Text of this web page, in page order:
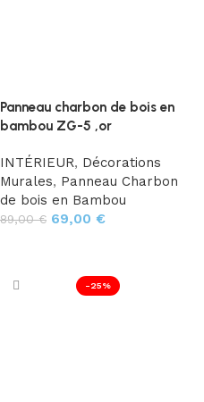
Panneau charbon de bois en
bambou ZG-5 ,or
INTÉRIEUR, Décorations
Murales, Panneau Charbon
de bois en Bambou
89,00€ 69,00 €
-25%